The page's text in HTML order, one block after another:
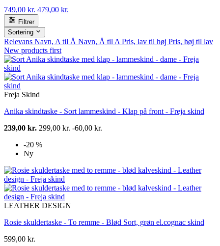
749,00 kr. 479,00 kr.
Filtrer
Sortering
Relevans Navn, A til Å Navn, Å til A Pris, lav til høj Pris, høj til lav
New products first
Freja Skind
Anika skindtaske - Sort lammeskind - Klap på front - Freja skind
239,00 kr. 299,00 kr. -60,00 kr.
-20 %
Ny
LEATHER DESIGN
Rosie skuldertaske - To remme - Blød Sort, grøn el.cognac skind
599,00 kr.